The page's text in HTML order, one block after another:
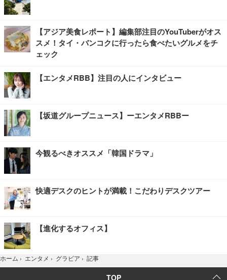
【アジア美食レポート】編集部注目のYouTuberがオス
スメ！タイ・バンコクに行ったら食べたいグルメをチ
ェック
【エンタメRBB】注目の人にインタビュー
【坂道グループニュース】ーエンタメRBBー
今観るべきオススメ「韓国ドラマ」
快適デスクのヒントが満載！こだわりデスクツアー
【進化するオフィス】
ホーム › エンタメ › グラビア › 記事
TOP